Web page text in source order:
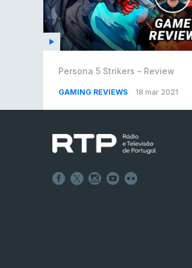
Persona 5 Strikers – Review
GAMING REVIEWS 18 mar 2021